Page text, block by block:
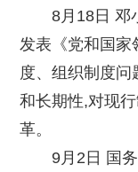
8月18日 邓
发表《党和国家
度、组织制度
和长期性,对现
革。
9月2日 国